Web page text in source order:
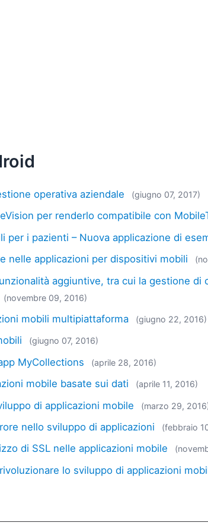
operativa aziendale (giugno 07, 2017)
per renderlo compatibile con
per i pazienti – Nuova applicazione di
nelle applicazioni per dispositivi mobili
aggiuntive, tra cui la gestione di
(novembre 09, 2016)
mobili multipiattaforma (giugno 22, 2016)
(giugno 07, 2016)
MyCollections (aprile 28, 2016)
mobile basate sui dati (aprile 11, 2016)
di applicazioni mobile (marzo 29,
nello sviluppo di applicazioni (febbraio
di SSL nelle applicazioni mobile
lo sviluppo di applicazioni